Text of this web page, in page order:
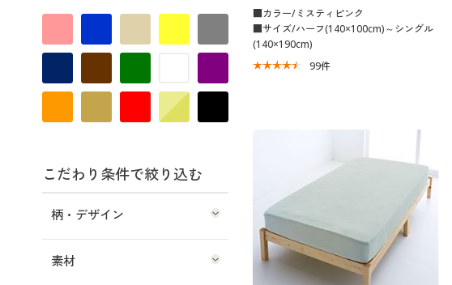
■カラー/ミスティピンク
■サイズ/ハーフ(140×100cm)～シングル
(140×190cm)
99件
こだわり条件で絞り込む
柄・デザイン
素材